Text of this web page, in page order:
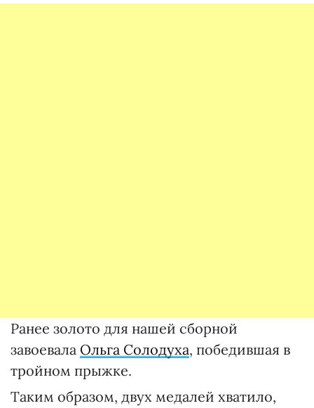
Ранее золото для нашей сборной
завоевала Ольга Солодуха, победившая в
тройном прыжке.
Таким образом, двух медалей хватило,